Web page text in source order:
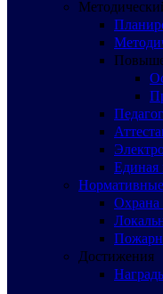
Единая
Охрана
Достижения